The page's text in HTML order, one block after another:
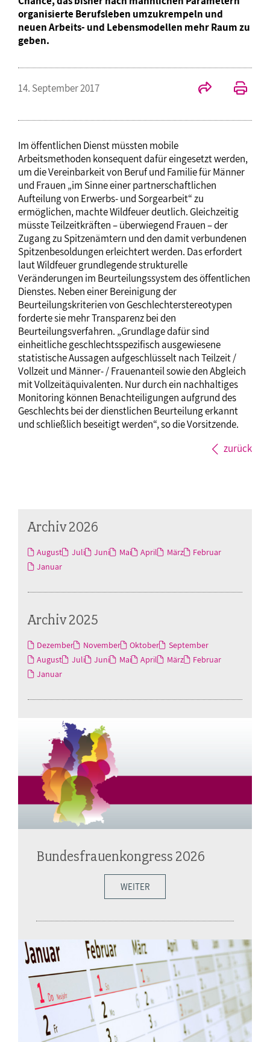
organisierte Berufsleben umzukrempeln und
neuen Arbeits- und Lebensmodellen mehr Raum zu
geben.
14. September 2017
Im öffentlichen Dienst müssten mobile
Arbeitsmethoden konsequent dafür eingesetzt werden,
um die Vereinbarkeit von Beruf und Familie für Männer
und Frauen „im Sinne einer partnerschaftlichen
Aufteilung von Erwerbs- und Sorgearbeit“ zu
ermöglichen, machte Wildfeuer deutlich. Gleichzeitig
müsste Teilzeitkräften – überwiegend Frauen – der
Zugang zu Spitzenämtern und den damit verbundenen
Spitzenbesoldungen erleichtert werden. Das erfordert
laut Wildfeuer grundlegende strukturelle
Veränderungen im Beurteilungssystem des öffentlichen
Dienstes. Neben einer Bereinigung der
Beurteilungskriterien von Geschlechterstereotypen
forderte sie mehr Transparenz bei den
Beurteilungsverfahren. „Grundlage dafür sind
einheitliche geschlechtsspezifisch ausgewiesene
statistische Aussagen aufgeschlüsselt nach Teilzeit /
Vollzeit und Männer- / Frauenanteil sowie den Abgleich
mit Vollzeitäquivalenten. Nur durch ein nachhaltiges
Monitoring können Benachteiligungen aufgrund des
Geschlechts bei der dienstlichen Beurteilung erkannt
und schließlich beseitigt werden“, so die Vorsitzende.
zurück
Archiv 2026
August Juli Juni Mai April März
Februar
Januar
Archiv 2025
Dezember November Oktober
September
August
Juli Juni Mai April März
Februar
Januar
Bundesfrauenkongress 2026
WEITER